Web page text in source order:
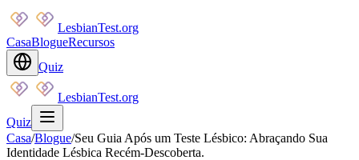
LesbianTest.org
CasaBlogueRecursos
Quiz
LesbianTest.org
Quiz
Casa/Blogue/Seu Guia Após um Teste Lésbico: Abraçando Sua
Identidade Lésbica Recém-Descoberta.